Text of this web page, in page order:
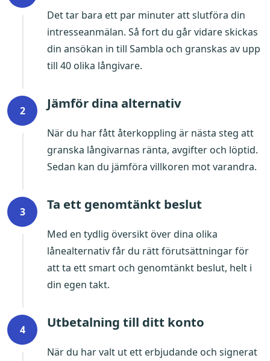
Det tar bara ett par minuter att slutföra din
intresseanmälan. Så fort du går vidare skickas
din ansökan in till Sambla och granskas av upp
till 40 olika långivare.
2 Jämför dina alternativ
När du har fått återkoppling är nästa steg att
granska långivarnas ränta, avgifter och löptid.
Sedan kan du jämföra villkoren mot varandra.
3 Ta ett genomtänkt beslut
Med en tydlig översikt över dina olika
lånealternativ får du rätt förutsättningar för
att ta ett smart och genomtänkt beslut, helt i
din egen takt.
4 Utbetalning till ditt konto
När du har valt ut ett erbjudande och signerat